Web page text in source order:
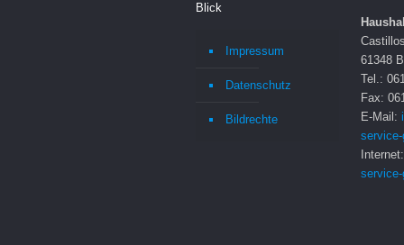
Blick
Impressum
Datenschutz
Bildrechte
H
61348
Tel.:
Fax:
E-Mail: